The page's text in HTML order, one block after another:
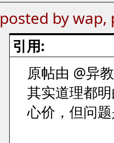
posted by
引用:
原帖由 @异
其实道理都
心价，但问